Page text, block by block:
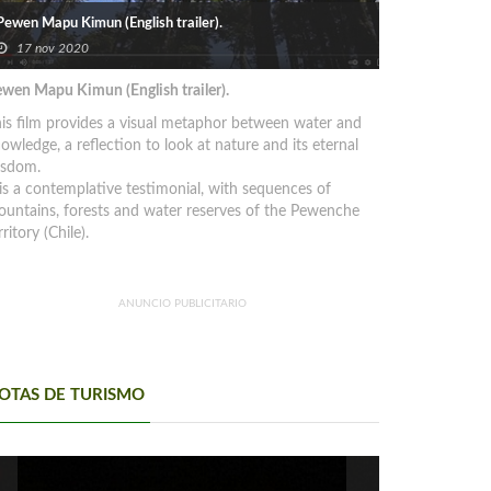
Mapu Kimun (English trailer).
17 nov 2020
Mapu Kimun (English trailer).
film provides a visual metaphor between water and
a reflection to look at nature and its eternal
a contemplative testimonial, with sequences of
forests and water reserves of the Pewenche
(Chile).
ANUNCIO PUBLICITARIO
DE TURISMO